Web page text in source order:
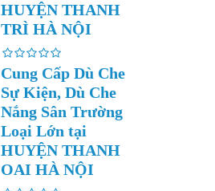
HUYỆN THANH
TRÌ HÀ NỘI
Cung Cấp Dù Che
Sự Kiện, Dù Che
Nắng Sân Trường
Loại Lớn tại
HUYỆN THANH
OAI HÀ NỘI